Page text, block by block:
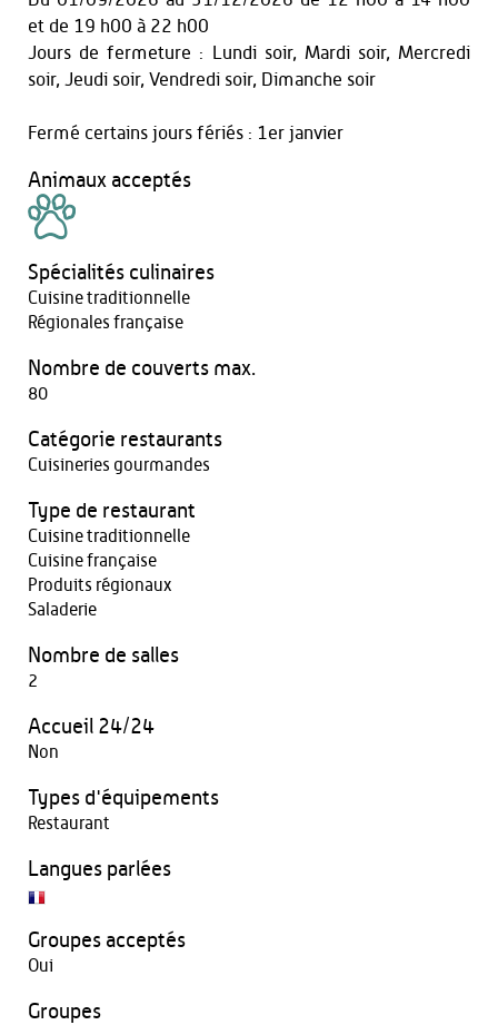
et de 19 h00 à 22 h00
Jours de fermeture : Lundi soir, Mardi soir, Mercredi
soir, Jeudi soir, Vendredi soir, Dimanche soir
Fermé certains jours fériés : 1er janvier
Animaux acceptés
Spécialités culinaires
Cuisine traditionnelle
Régionales française
Nombre de couverts max.
80
Catégorie restaurants
Cuisineries gourmandes
Type de restaurant
Cuisine traditionnelle
Cuisine française
Produits régionaux
Saladerie
Nombre de salles
2
Accueil 24/24
Non
Types d'équipements
Restaurant
Langues parlées
Groupes acceptés
Oui
Groupes